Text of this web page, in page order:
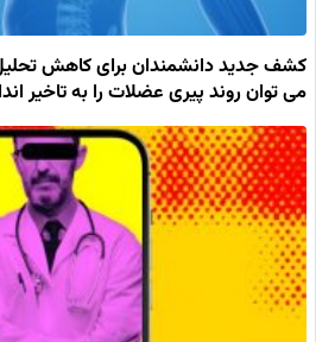
کشف جدید دانشمندان برای کاهش
می توان روند پیری عضلات را به تاخیر